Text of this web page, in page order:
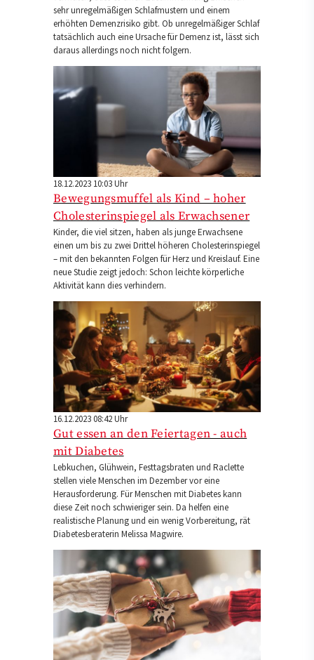
sehr unregelmäßigen Schlafmustern und einem
erhöhten Demenzrisiko gibt. Ob unregelmäßiger Schlaf
tatsächlich auch eine Ursache für Demenz ist, lässt sich
daraus allerdings noch nicht folgern.
18.12.2023 10:03 Uhr
Bewegungsmuffel als Kind – hoher
Cholesterinspiegel als Erwachsener
Kinder, die viel sitzen, haben als junge Erwachsene
einen um bis zu zwei Drittel höheren Cholesterinspiegel
– mit den bekannten Folgen für Herz und Kreislauf. Eine
neue Studie zeigt jedoch: Schon leichte körperliche
Aktivität kann dies verhindern.
16.12.2023 08:42 Uhr
Gut essen an den Feiertagen - auch
mit Diabetes
Lebkuchen, Glühwein, Festtagsbraten und Raclette
stellen viele Menschen im Dezember vor eine
Herausforderung. Für Menschen mit Diabetes kann
diese Zeit noch schwieriger sein. Da helfen eine
realistische Planung und ein wenig Vorbereitung, rät
Diabetesberaterin Melissa Magwire.